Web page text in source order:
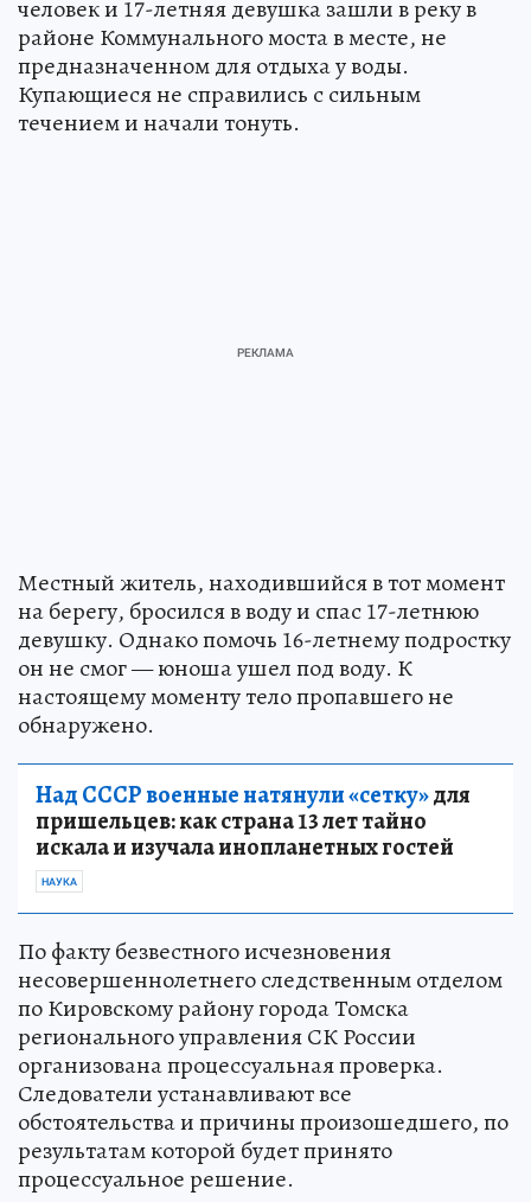
человек и 17-летняя девушка зашли в реку в
районе Коммунального моста в месте, не
предназначенном для отдыха у воды.
Купающиеся не справились с сильным
течением и начали тонуть.
Местный житель, находившийся в тот момент
на берегу, бросился в воду и спас 17-летнюю
девушку. Однако помочь 16-летнему подростку
он не смог — юноша ушел под воду. К
настоящему моменту тело пропавшего не
обнаружено.
Над СССР военные натянули «сетку»для
пришельцев: как страна 13 лет тайно
искала и изучала инопланетных гостей
НАУКА
По факту безвестного исчезновения
несовершеннолетнего следственным отделом
по Кировскому району города Томска
регионального управления СК России
организована процессуальная проверка.
Следователи устанавливают все
обстоятельства и причины произошедшего, по
результатам которой будет принято
процессуальное решение.